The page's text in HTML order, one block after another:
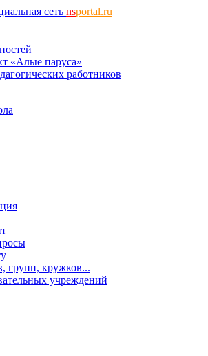
сеть nsportal.ru
«Алые паруса»
работников
групп, кружков...
учреждений